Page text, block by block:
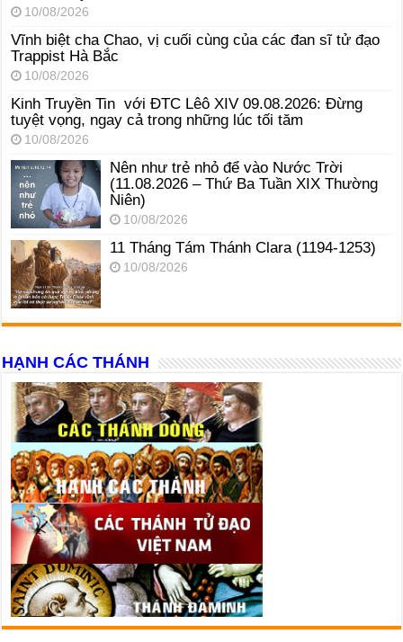
10/08/2026
Vĩnh biệt cha Chao, vị cuối cùng của các đan sĩ tử đạo
Trappist Hà Bắc
10/08/2026
Kinh Truyền Tin với ĐTC Lêô XIV 09.08.2026: Đừng
tuyệt vọng, ngay cả trong những lúc tối tăm
10/08/2026
Nên như trẻ nhỏ để vào Nước Trời
(11.08.2026 – Thứ Ba Tuần XIX Thường
Niên)
10/08/2026
11 Tháng Tám Thánh Clara (1194-1253)
10/08/2026
HẠNH CÁC THÁNH